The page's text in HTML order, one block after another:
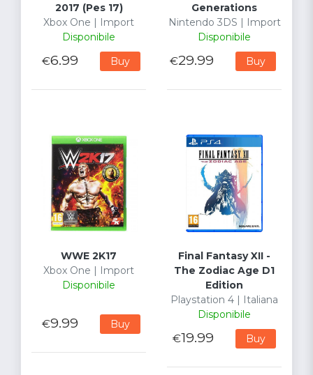
2017 (Pes 17)
Xbox One | Import
Disponibile
€6.99 Buy
Generations
Nintendo 3DS | Import
Disponibile
€29.99 Buy
WWE 2K17
Xbox One | Import
Disponibile
€9.99 Buy
Final Fantasy XII -
The Zodiac Age D1
Edition
Playstation 4 | Italiana
Disponibile
€19.99 Buy